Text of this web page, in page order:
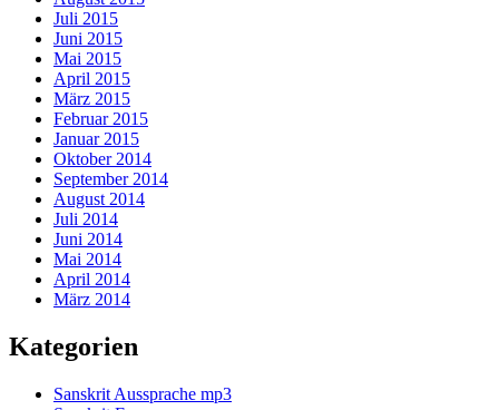
Juli 2015
Juni 2015
Mai 2015
April 2015
März 2015
Februar 2015
Januar 2015
Oktober 2014
September 2014
August 2014
Juli 2014
Juni 2014
Mai 2014
April 2014
März 2014
Kategorien
Sanskrit Aussprache mp3